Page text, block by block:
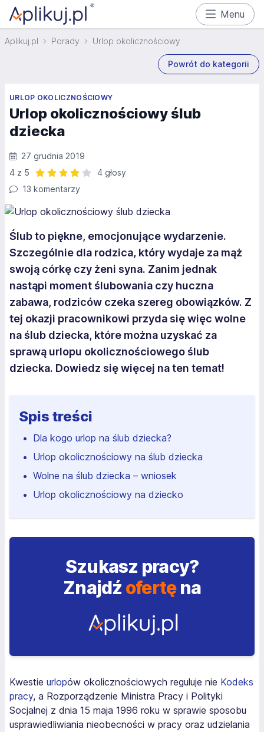
Menu
Aplikuj.pl Porady Urlop okolicznościowy
Powrót do kategorii
URLOP OKOLICZNOŚCIOWY
Urlop okolicznościowy ślub
dziecka
27 grudnia 2019
4 z 5
4 głosy
13 komentarzy
Ślub to piękne, emocjonujące wydarzenie.
Szczególnie dla rodzica, który wydaje za mąż
swoją córkę czy żeni syna. Zanim jednak
nastąpi moment ślubowania czy huczna
zabawa, rodziców czeka szereg obowiązków. Z
tej okazji pracownikowi przyda się więc wolne
na ślub dziecka, które można uzyskać za
sprawą urlopu okolicznościowego ślub
dziecka. Dowiedz się więcej na ten temat!
Spis treści
Dla kogo urlop na ślub dziecka?
Urlop okolicznościowy na ślub dziecka
Wolne na ślub dziecka – wniosek
Urlop okolicznościowy na dziecko
Szukasz pracy?
Znajdź ofertęna
Kwestie urlopów okolicznościowych reguluje nie Kodeks
pracy, a Rozporządzenie Ministra Pracy i Polityki
Socjalnej z dnia 15 maja 1996 roku w sprawie sposobu
usprawiedliwiania nieobecności w pracy oraz udzielania